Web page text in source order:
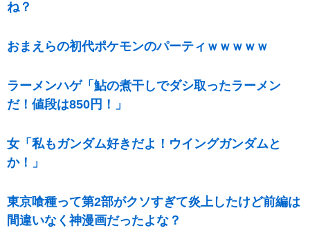
ね？
おまえらの初代ポケモンのパーティｗｗｗｗｗ
ラーメンハゲ「鮎の煮干しでダシ取ったラーメン
だ！値段は850円！」
女「私もガンダム好きだよ！ウイングガンダムと
か！」
東京喰種って第2部がクソすぎて炎上したけど前編は
間違いなく神漫画だったよな？